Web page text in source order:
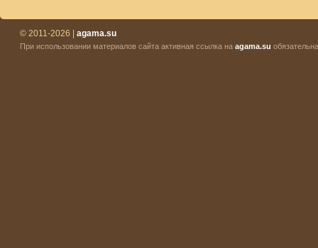
© 2011-2026 | agama.su
При использовании материалов сайта активная ссылка на agama.su